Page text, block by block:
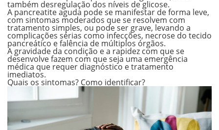
também desregulação dos níveis de glicose.
A pancreatite aguda pode se manifestar deforma leve,
com sintomas moderados que se resolvem com
tratamento simples, ou pode ser grave, levando a
complicações sérias como infecções, necrose do tecido
pancreático e falência de múltiplos órgãos.
A gravidade da condição e a rapidez com que se
desenvolve fazem com que seja uma emergência
médica que requer diagnóstico e tratamento
imediatos.
Quais os sintomas? Como identificar?